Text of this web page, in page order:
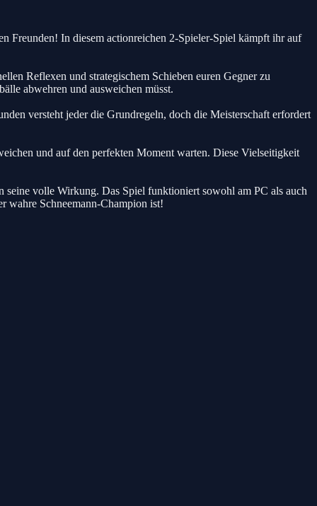
Freunden! In diesem actionreichen 2-Spieler-Spiel kämpft ihr auf
Reflexen und strategischem Schieben euren Gegner zu
abwehren und ausweichen müsst.
versteht jeder die Grundregeln, doch die Meisterschaft erfordert
und auf den perfekten Moment warten. Diese Vielseitigkeit
volle Wirkung. Das Spiel funktioniert sowohl am PC als auch
wahre Schneemann-Champion ist!